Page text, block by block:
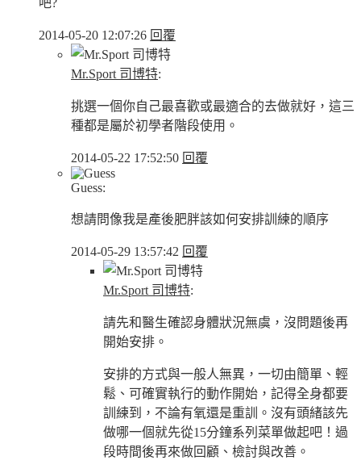
吧?
2014-05-20 12:07:26 回覆
Mr.Sport 司博特:
挑選一個你自己最喜歡或最適合的去做就好，這三
種都是屬於初學者階段使用。
2014-05-22 17:52:50 回覆
Guess:
想請問像我是產後肥胖該如何安排訓練的順序
2014-05-29 13:57:42 回覆
Mr.Sport 司博特:
請先和醫生確認身體狀況無虞，沒問題後再
開始安排。
安排的方式與一般人無異，一切由簡單、輕
鬆、可確實執行的動作開始，記得全身都要
訓練到，不論有氧還是重訓。沒有頭緒該先
做哪一個就先從15分鐘系列菜單做起吧！過
段時間後再來做回顧、檢討與改善。